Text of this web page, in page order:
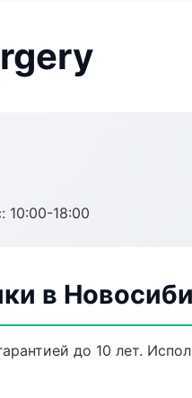
10:00-18:00
в
до 10 лет.